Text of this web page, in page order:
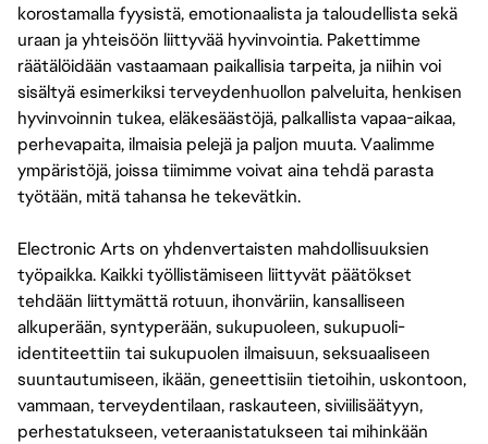
korostamalla fyysistä, emotionaalista ja taloudellista sekä
uraan ja yhteisöön liittyvää hyvinvointia. Pakettimme
räätälöidään vastaamaan paikallisia tarpeita, ja niihin voi
sisältyä esimerkiksi terveydenhuollon palveluita, henkisen
hyvinvoinnin tukea, eläkesäästöjä, palkallista vapaa-aikaa,
perhevapaita, ilmaisia pelejä ja paljon muuta. Vaalimme
ympäristöjä, joissa tiimimme voivat aina tehdä parasta
työtään, mitä tahansa he tekevätkin.
Electronic Arts on yhdenvertaisten mahdollisuuksien
työpaikka. Kaikki työllistämiseen liittyvät päätökset
tehdään liittymättä rotuun, ihonväriin, kansalliseen
alkuperään, syntyperään, sukupuoleen, sukupuoli-
identiteettiin tai sukupuolen ilmaisuun, seksuaaliseen
suuntautumiseen, ikään, geneettisiin tietoihin, uskontoon,
vammaan, terveydentilaan, raskauteen, siviilisäätyyn,
perhestatukseen, veteraanistatukseen tai mihinkään